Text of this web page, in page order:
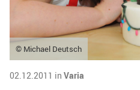
© Michael Deutsch
02.12.2011 in Varia